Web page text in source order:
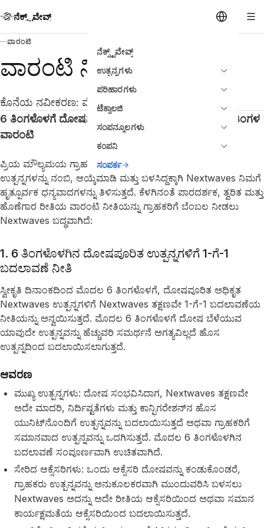
ನೆಕ್ಸ್ಟ್‌ವೇವ್ಸ್
ನೆಕ್ಸ್ಟ್‌ವೇವ್ಸ್
ಉತ್ಪನ್ನಗಳು
ಪರಿಹಾರಗಳು
ಟೆಕ್ನಾಲಜಿ
ಸಂಪನ್ಮೂಲಗಳು
ಕಂಪನಿ
ಸಂಪರ್ಕ
ವಾರಂಟಿ
ವಾರಂಟಿ ನೀತಿ
ಕೊನೆಯ ನವೀಕರಣ: ಮೇ 2026
6 ತಿಂಗಳೊಳಗೆ ದೋಷಗಳಿಗಾಗಿ 1-ಗೆ-1 ಬದಲಾವಣೆ ಮತ್ತು 12 ತಿಂಗಳ
ವಾರಂಟಿ
ಪ್ರಿಯ ಮೌಲ್ಯಮಯ ಗ್ರಾಹಕರು ಮತ್ತು ಪಾಲುದಾರರೇ, ನಮ್ಮ ಅಧಿಕೃತ
ಉತ್ಪನ್ನಗಳನ್ನು ನಂಬಿ, ಆಯ್ಕೆಮಾಡಿ ಮತ್ತು ಬಳಸಿದ್ದಕ್ಕಾಗಿ Nextwaves ನಿಮಗೆ
ಹೃತ್ಪೂರ್ವಕ ಧನ್ಯವಾದಗಳನ್ನು ತಿಳಿಸುತ್ತದೆ. ಕೆಳಗಿನಂತೆ ಪಾರದರ್ಶಕ, ತ್ವರಿತ ಮತ್ತು
ಹೊಣೆಗಾರ ರೀತಿಯ ವಾರಂಟಿ ನೀತಿಯನ್ನು ಗ್ರಾಹಕರಿಗೆ ಬೆಂಬಲ ನೀಡಲು
Nextwaves ಬದ್ಧವಾಗಿದೆ:
1. 6 ತಿಂಗಳೊಳಗಿನ ದೋಷಪೂರಿತ ಉತ್ಪನ್ನಗಳಿಗೆ 1-ಗೆ-1
ಬದಲಾವಣೆ ನೀತಿ
ಸ್ವೀಕೃತಿ ದಿನಾಂಕದಿಂದ ಮೊದಲ 6 ತಿಂಗಳೊಳಗೆ, ದೋಷಪೂರಿತ ಅಧಿಕೃತ
Nextwaves ಉತ್ಪನ್ನಗಳಿಗೆ Nextwaves ತಕ್ಷಣವೇ 1-ಗೆ-1 ಬದಲಾವಣೆಯ
ನೀತಿಯನ್ನು ಅನ್ವಯಿಸುತ್ತದೆ. ಮೊದಲ 6 ತಿಂಗಳೊಳಗೆ ದೋಷ ಬೆಳೆಯುವ
ಯಾವುದೇ ಉತ್ಪನ್ನವನ್ನು ಹೆಚ್ಚುವರಿ ಸಮರ್ಥನೆ ಅಗತ್ಯವಿಲ್ಲದೆ ಹೊಸ
ಉತ್ಪನ್ನದಿಂದ ಬದಲಾಯಿಸಲಾಗುತ್ತದೆ.
ಆವರಣ
ಮುಖ್ಯ ಉತ್ಪನ್ನಗಳು: ದೋಷ ಸಂಭವಿಸಿದಾಗ, Nextwaves ತಕ್ಷಣವೇ
ಅದೇ ಮಾದರಿ, ನಿರ್ದಿಷ್ಟತೆಗಳು ಮತ್ತು ಕಾನ್ಫಿಗರೇಶನ್‌ನ ಹೊಸ
ಯುನಿಟ್‌ನೊಂದಿಗೆ ಉತ್ಪನ್ನವನ್ನು ಬದಲಾಯಿಸುತ್ತದೆ ಅಥವಾ ಗ್ರಾಹಕರಿಗೆ
ಸಮಾನವಾದ ಉತ್ಪನ್ನವನ್ನು ಒದಗಿಸುತ್ತದೆ. ಮೊದಲ 6 ತಿಂಗಳೊಳಗಿನ
ಬದಲಾವಣೆ ಸಂಪೂರ್ಣವಾಗಿ ಉಚಿತವಾಗಿದೆ.
ಸೇರಿದ ಆಕ್ಸೆಸರಿಗಳು: ಒಂದು ಆಕ್ಸೆಸರಿ ದೋಷವನ್ನು ಕಂಡುಕೊಂಡರೆ,
ಗ್ರಾಹಕರು ಉತ್ಪನ್ನವನ್ನು ಅನುಕೂಲಕರವಾಗಿ ಮುಂದುವರಿಸಿ ಬಳಸಲು
Nextwaves ಅದನ್ನು ಅದೇ ರೀತಿಯ ಆಕ್ಸೆಸರಿಯಿಂದ ಅಥವಾ ಸಮಾನ
ಕಾರ್ಯಕ್ಷಮತೆಯ ಆಕ್ಸೆಸರಿಯಿಂದ ಬದಲಾಯಿಸುತ್ತದೆ.